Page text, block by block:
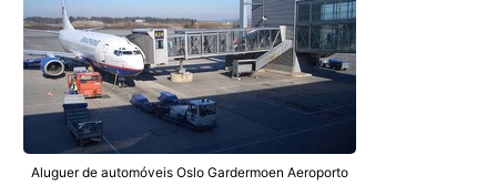
Aluguer de automóveis Oslo Gardermoen Aeroporto